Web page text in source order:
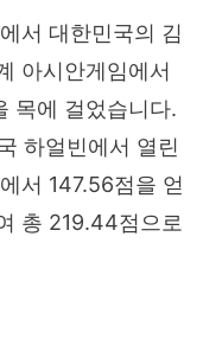
서 대한민국의 김
아시안게임에서
목에 걸었습니다.
하얼빈에서 열린
서 147.56점을 얻
총 219.44점으로